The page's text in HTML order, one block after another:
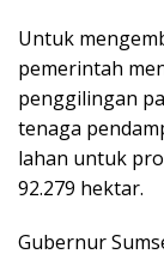
Untuk
pemerintah
penggilingan
tenaga
lahan untuk
92.279 hektar.
Gubernur